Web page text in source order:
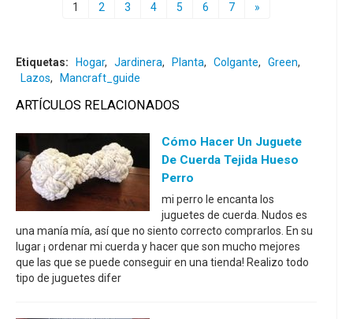
1 2 3 4 5 6 7 »
Etiquetas: Hogar, Jardinera, Planta, Colgante, Green,
Lazos, Mancraft_guide
ARTÍCULOS RELACIONADOS
Cómo Hacer Un Juguete
De Cuerda Tejida Hueso
Perro
mi perro le encanta los
juguetes de cuerda. Nudos es
una manía mía, así que no siento correcto comprarlos. En su
lugar ¡ ordenar mi cuerda y hacer que son mucho mejores
que las que se puede conseguir en una tienda! Realizo todo
tipo de juguetes difer